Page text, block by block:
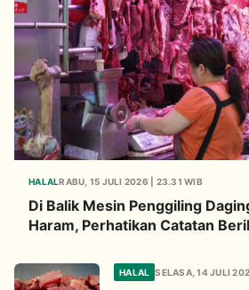
HALALRABU, 15 JULI 2026 | 23.31 WIB
Di Balik Mesin Penggiling
Haram, Perhatikan Catatan
HALAL SELASA, 14 JULI